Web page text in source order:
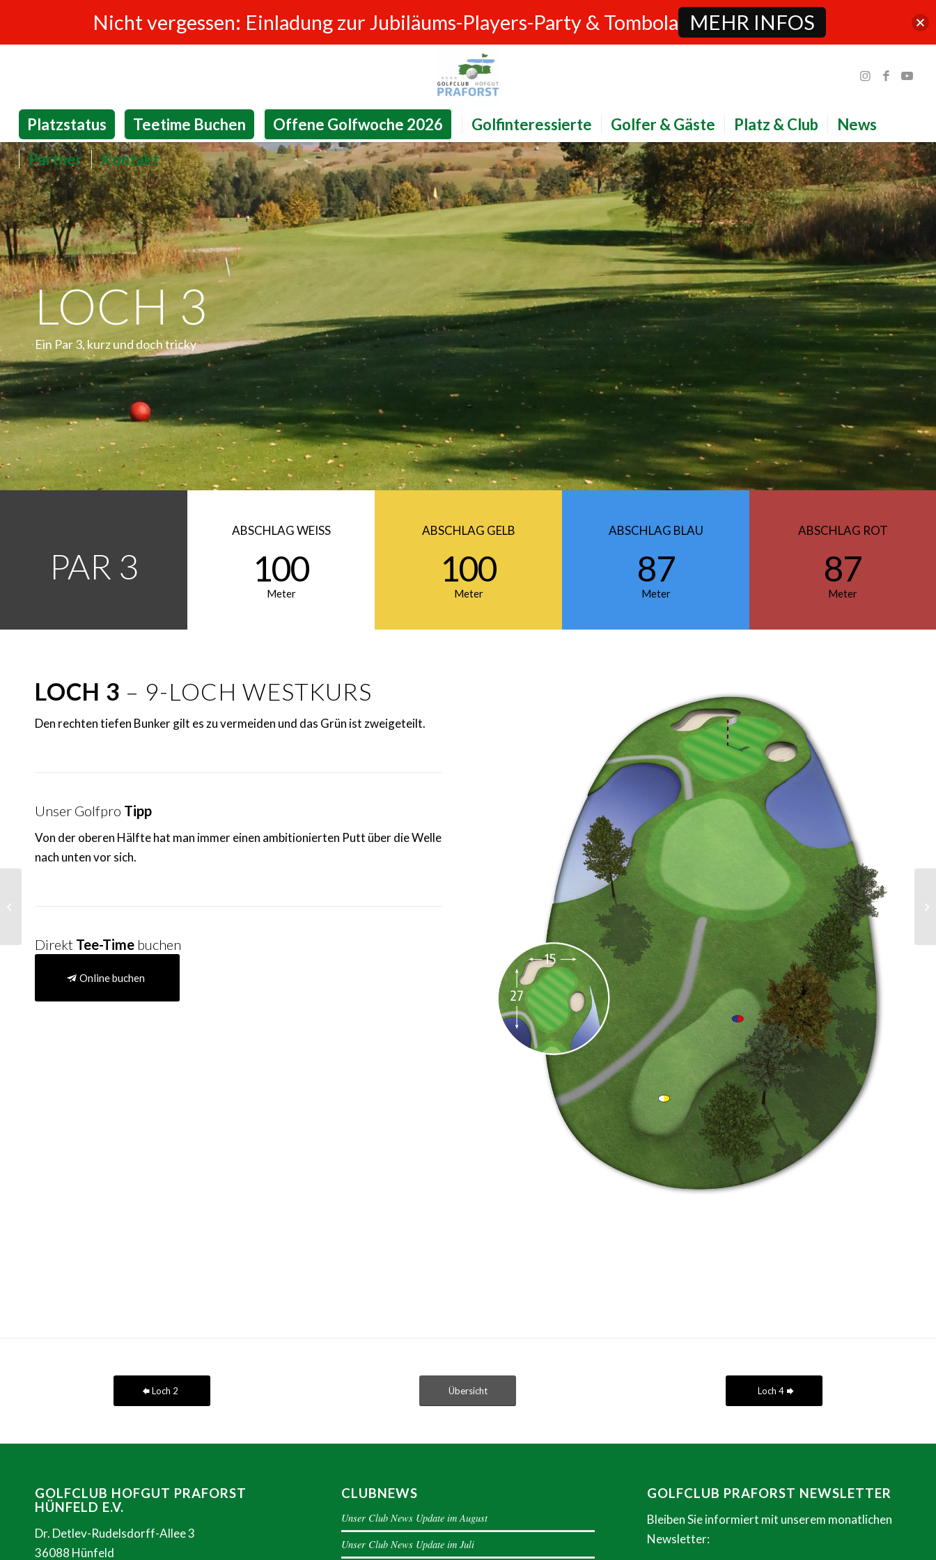
Platzstatus Teetime Buchen Offene Golfwoche 2026 Golfinteressierte Golfer & Gäste Platz & Club
News
Partner
Kontakt
LOCH 3
Ein Par 3, kurz und doch tricky
PAR 3
ABSCHLAG WEISS
100
Meter
ABSCHLAG GELB
100
Meter
ABSCHLAG BLAU
87
Meter
ABSCHLAG ROT
87
Meter
LOCH 3 – 9-LOCH WESTKURS
Den rechten tiefen Bunker gilt es zu vermeiden und das Grün ist zweigeteilt.
Unser Golfpro Tipp
Von der oberen Hälfte hat man immer einen ambitionierten Putt über die Welle
nach unten vor sich.
Direkt Tee-Time buchen
Online buchen
Loch 2 Übersicht Loch 4
GOLFCLUB HOFGUT PRAFORST
HÜNFELD E.V.
Dr. Detlev-Rudelsdorff-Allee 3
36088 Hünfeld
CLUBNEWS
Unser Club News Update im August
Unser Club News Update im Juli
GOLFCLUB PRAFORST NEWSLETTER
Bleiben Sie informiert mit unserem monatlichen
Newsletter:
Nicht vergessen: Einladung zur Jubiläums-Players-Party & Tombola MEHR INFOS